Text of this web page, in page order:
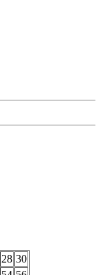
28 30